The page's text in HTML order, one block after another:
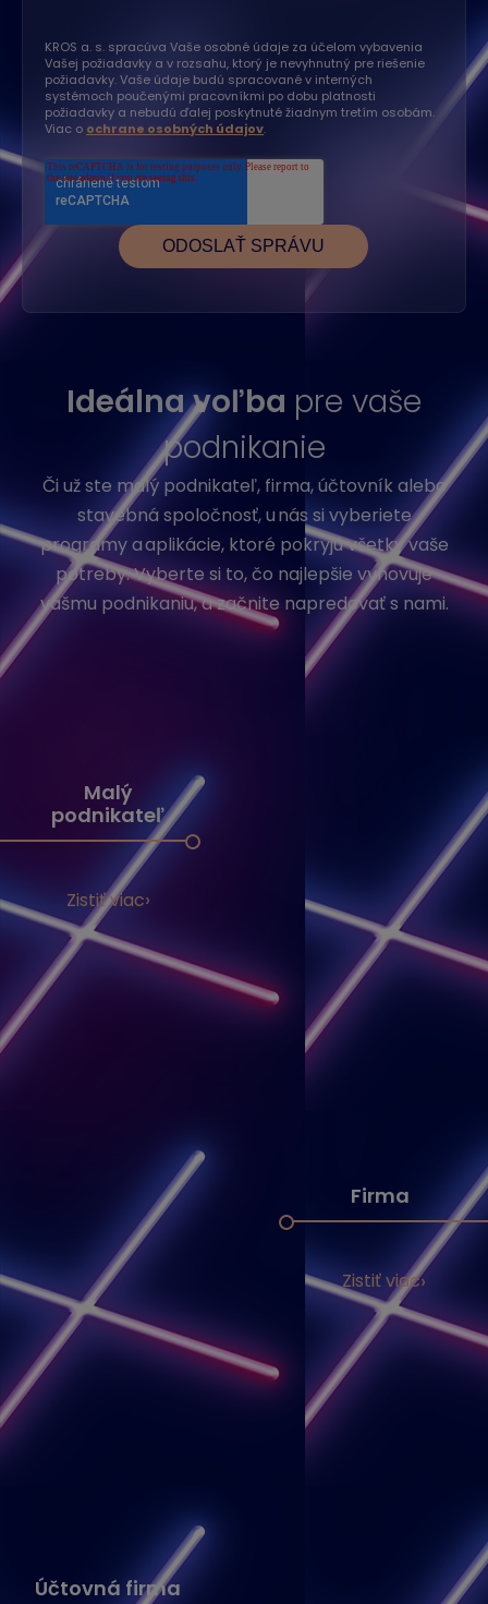
KROS a. s. spracúva Vaše osobné údaje za účelom vybavenia
Vašej požiadavky a v rozsahu, ktorý je nevyhnutný pre riešenie
požiadavky. Vaše údaje budú spracované v interných
systémoch poučenými pracovníkmi po dobu platnosti
požiadavky a nebudú ďalej poskytnuté žiadnym tretím osobám.
Viac o ochrane osobných údajov.
Ideálna voľba pre vaše
podnikanie
Či už ste malý podnikateľ, firma, účtovník alebo
stavebná spoločnosť, u nás si vyberiete
programy a aplikácie, ktoré pokryjú všetky vaše
potreby. Vyberte si to, čo najlepšie vyhovuje
vášmu podnikaniu, a začnite napredovať s nami.
Malý
podnikateľ
Zistiť viac
Firma
Zistiť viac
Účtovná firma